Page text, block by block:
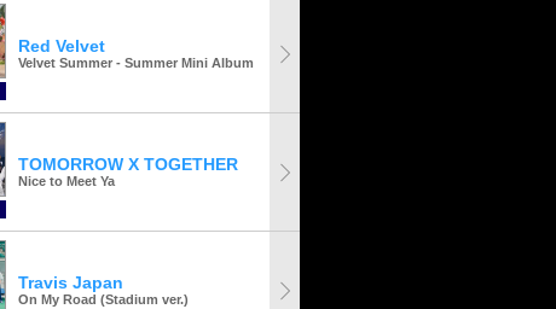
Red Velvet
Velvet Summer - Summer Mini Album
TOMORROW X TOGETHER
Nice to Meet Ya
Travis Japan
On My Road (Stadium ver.)